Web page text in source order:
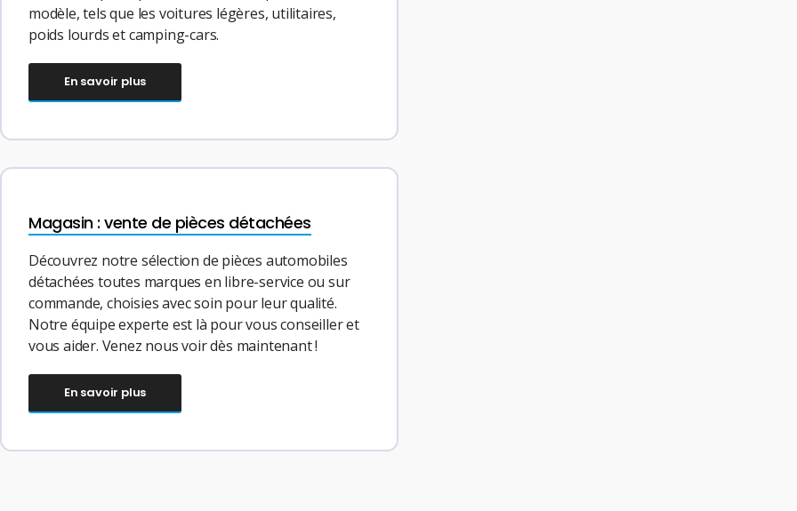
modèle, tels que les voitures légères, utilitaires,
poids lourds et camping-cars.
En savoir plus
Magasin : vente de pièces détachées
Découvrez notre sélection de pièces automobiles
détachées toutes marques en libre-service ou sur
commande, choisies avec soin pour leur qualité.
Notre équipe experte est là pour vous conseiller et
vous aider. Venez nous voir dès maintenant !
En savoir plus